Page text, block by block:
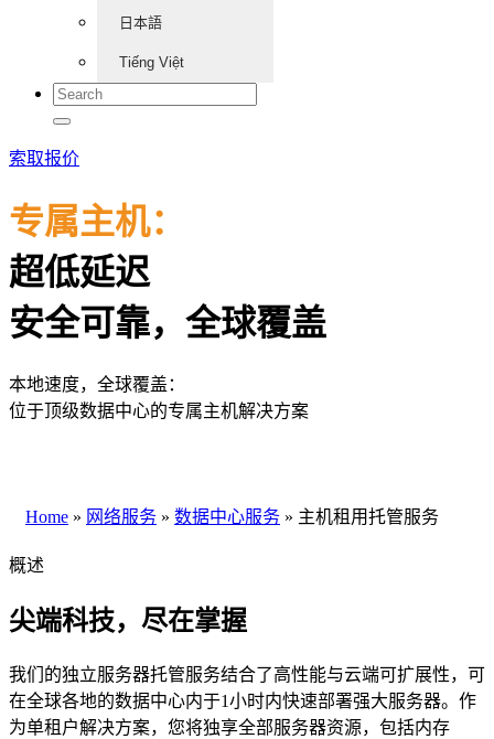
日本語
Tiếng Việt
索取报价
专属主机：
超低延迟
安全可靠，全球覆盖
本地速度，全球覆盖：
位于顶级数据中心的专属主机解决方案
Home » 网络服务 » 数据中心服务 » 主机租用托管服务
概述
尖端科技，尽在掌握
我们的独立服务器托管服务结合了高性能与云端可扩展性，可
在全球各地的数据中心内于1小时内快速部署强大服务器。作
为单租户解决方案，您将独享全部服务器资源，包括内存